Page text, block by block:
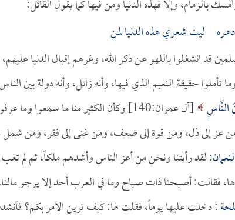
بالزمام، وإلا فهذه الدنيا ومن فيها كما يقول القائل:
ليت شعري هذه الدنيا لمن
قد انشغلوا باللهو عن ذكر الله، وغرهم إقبال الدنيا
تأملوا حقيقة النعيم الذي فيها، وأنه زائل، وأنه دولة بين
النَّاسِ
[آل عمران:140] وكأن الكثير منا ما سمعوا
إلى ذل، ومن قوة إلى ضعف، ومن غنى إلى فقر، ومن شمل
: لقد رأيتنا ونحن من أعز الناس وأشدهم ملكاً، ثم لم
فقالت: أصبحنا ذات صباح وما في العرب أحد إلا يرجو
: دخلت عليها يوماً، فقلت لها: كيف ترين الأمر بكم؟